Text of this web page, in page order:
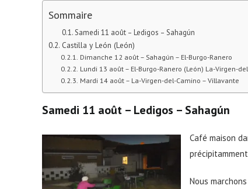
Sommaire
Samedi 11 août – Ledigos – Sahagún
Castilla y León (León)
Dimanche 12 août – Sahagún – El-Burgo-Ranero
Lundi 13 août – El-Burgo-Ranero (León) La-Virgen-
Mardi 14 août – La-Virgen-del-Camino – Villavante
Samedi 11 août – Ledigos – Sahagún
Café maison
Nous